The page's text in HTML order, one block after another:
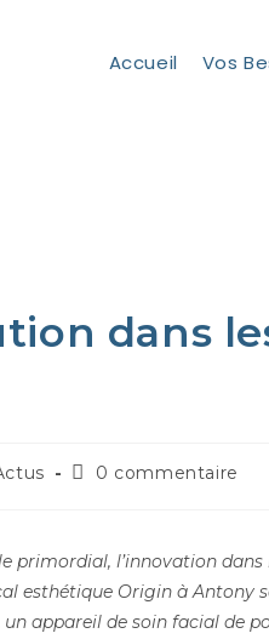
Accueil Vos
dans
0 commentaire
primordial, l’innovation dans
esthétique Origin àAntony
un appareil de soin facial de